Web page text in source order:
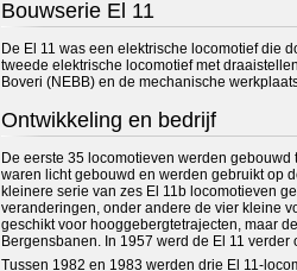
Bouwserie El 11
De El 11 was een elektrische locomotief die
tweede elektrische locomotief met
Boveri (NEBB) en de mechanische
Ontwikkeling en bedrijf
De eerste 35 locomotieven werden
waren licht gebouwd en werden gebruikt op
kleinere serie van zes El 11b locomotieven
veranderingen, onder andere de vier kleine
geschikt voor hooggebergtetrajecten, maar
Bergensbanen. In 1957 werd de El 11 verder
Tussen 1982 en 1983 werden drie El 11-